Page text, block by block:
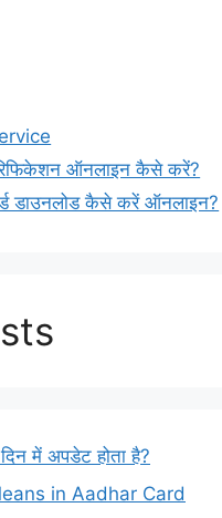
ऑनलाइन कैसे करें?
डाउनलोड कैसे करें ऑनलाइन?
में अपडेट होता है?
in Aadhar Card